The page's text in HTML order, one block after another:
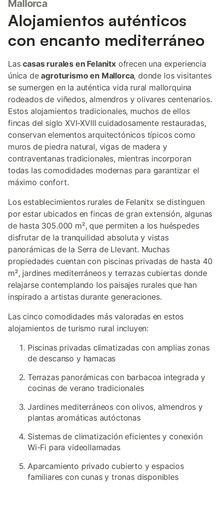
En la planta baja, un salón de estilo rústico y singular, con
televisión satélite y vistas al jardín, les invitará a tomar un
pequeño y relajado respiro. El comedor, con salida al jardín,
dispone de una gran mesa para hacerles disfrutar de una cena
maravillosa. La cocina equipada con todos los útiles esenciales
para que disfrute de cocinar sus platos favoritos, o quizá,
innovadores, incluye cocina de vitro cerámica. Un dormitorio
con cama de matrimonio, dos baños, uno con ba
Mallorca
Alojamientos auténticos
con encanto mediterráneo
Lascasas rurales en Felanitxofrecen una experiencia
única deagroturismo en Mallorca, donde los visitantes
se sumergen en la auténtica vida rural mallorquina
rodeados de viñedos, almendros y olivares centenarios.
Estos alojamientos tradicionales, muchos de ellos
fincas del siglo XVI-XVIII cuidadosamente restauradas,
conservan elementos arquitectónicos típicos como
muros de piedra natural, vigas de madera y
contraventanas tradicionales, mientras incorporan
todas las comodidades modernas para garantizar el
máximo confort.
Los establecimientos rurales de Felanitx se distinguen
por estar ubicados en fincas de gran extensión, algunas
de hasta 305.000 m², que permiten a los huéspedes
disfrutar de la tranquilidad absoluta y vistas
panorámicas de la Serra de Llevant. Muchas
propiedades cuentan con piscinas privadas de hasta 40
m², jardines mediterráneos y terrazas cubiertas donde
relajarse contemplando los paisajes rurales que han
inspirado a artistas durante generaciones.
Las cinco comodidades más valoradas en estos
alojamientos de turismo rural incluyen:
Piscinas privadas climatizadas con amplias zonas
de descanso y hamacas
Terrazas panorámicas con barbacoa integrada y
cocinas de verano tradicionales
Jardines mediterráneos con olivos, almendros y
plantas aromáticas autóctonas
Sistemas de climatización eficientes y conexión
Wi-Fi para videollamadas
Aparcamiento privado cubierto y espacios
familiares con cunas y tronas disponibles